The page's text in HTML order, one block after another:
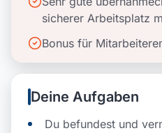
sicherer Arbeitsplatz
Bonus für
Deine Aufgaben
Du befundest und